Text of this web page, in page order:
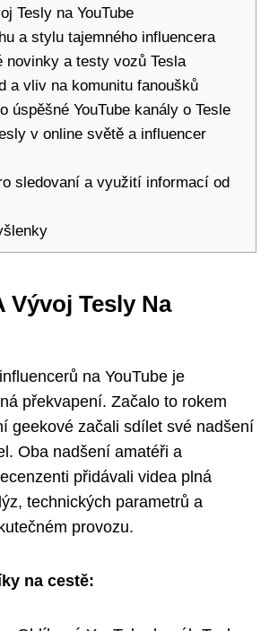
Tesly na YouTube
a stylu tajemného influencera
novinky a testy vozů Tesla
a vliv na komunitu fanoušků
úspěšné YouTube kanály o Tesle
v online světě a influencer
sledovaní a využití informací od
Vývoj Tesly Na
na YouTube je
překvapení. Začalo to rokem
geekové začali sdílet své nadšení
Oba nadšení amatéři a
přidávali videa plná
technických parametrů a
provozu.
na cestě: